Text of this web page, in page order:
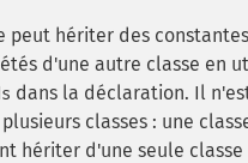
peut hériter des
d'une autre classe en
dans la déclaration. Il
classes : une
hériter d'une seule classe